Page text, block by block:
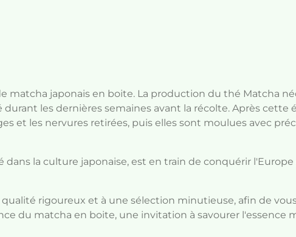
matcha japonais en boite. La production du thé Matcha
les dernières semaines avant la récolte. Après cette
et les nervures retirées, puis elles sont moulues avec
la culture japonaise, est en train de conquérir l'Europe
rigoureux et à une sélection minutieuse, afin de
du matcha en boite, une invitation à savourer l'essence